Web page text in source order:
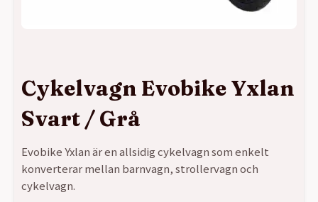
Cykelvagn Evobike Yxlan
Svart / Grå
EvobikeYxlan är en allsidigcykelvagnsom enkelt
konverterar mellan barnvagn, strollervagn och
cykelvagn.